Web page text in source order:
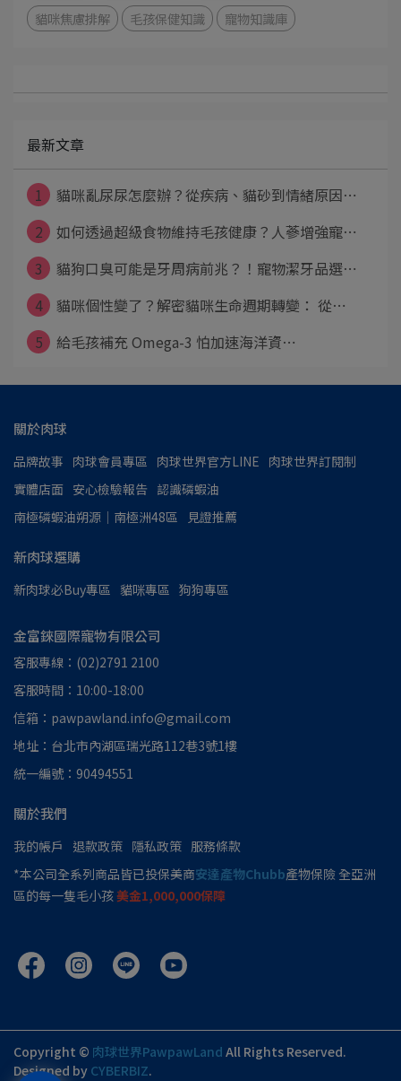
貓咪焦慮排解
毛孩保健知識 寵物知識庫
最新文章
1
貓咪亂尿尿怎麼辦？從疾病、貓砂到情緒原因⋯
2
如何透過超級食物維持毛孩健康？人蔘增強寵⋯
3
貓狗口臭可能是牙周病前兆？！寵物潔牙品選⋯
4
貓咪個性變了？解密貓咪生命週期轉變： 從⋯
5
給毛孩補充 Omega-3 怕加速海洋資⋯
關於肉球
品牌故事 肉球會員專區 肉球世界官方LINE 肉球世界訂閱制
實體店面 安心檢驗報告 認識磷蝦油
南極磷蝦油朔源│南極洲48區
見證推薦
新肉球選購
新肉球必Buy專區 貓咪專區 狗狗專區
金富錸國際寵物有限公司
客服專線：(02)2791 2100
客服時間：10:00-18:00
信箱：pawpawland.info@gmail.com
地址：台北市內湖區瑞光路112巷3號1樓
統一編號：90494551
關於我們
我的帳戶 退款政策 隱私政策 服務條款
*本公司全系列商品皆已投保美商安達產物Chubb產物保險 全亞洲
區的每一隻毛小孩美金1,000,000保障
Copyright © 肉球世界PawpawLand All Rights Reserved.
Designed by CYBERBIZ.